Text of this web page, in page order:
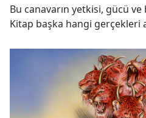
Bu canavarın yetkisi, gücü ve
Kitap başka hangi gerçekleri